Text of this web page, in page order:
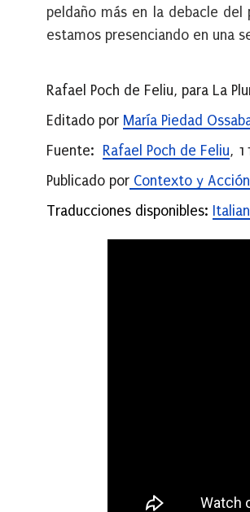
peldaño más en la debacle
estamos presenciando en una
Rafael Poch de Feliu, para La
Editado por María Piedad
Fuente: Rafael Poch de Feliu,
Publicado por Contexto y
Traducciones disponibles: